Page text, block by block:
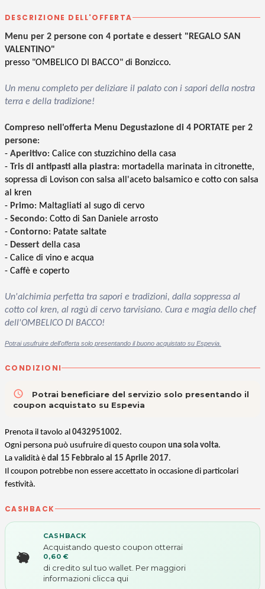
DESCRIZIONE DELL'OFFERTA
Menu per 2 persone con 4 portate e dessert "REGALO SAN
VALENTINO"
presso "OMBELICO DI BACCO" di Bonzicco.
Un menu completo per deliziare il palato con i sapori della nostra
terra e della tradizione!
Compreso nell'offerta Menu Degustazione di 4 PORTATE per 2
persone:
- Aperitivo: Calice con stuzzichino della casa
- Tris di antipasti alla piastra: mortadella marinata in citronette,
sopressa di Lovison con salsa all'aceto balsamico e cotto con salsa
al kren
- Primo: Maltagliati al sugo di cervo
- Secondo: Cotto di San Daniele arrosto
- Contorno: Patate saltate
- Dessert della casa
- Calice di vino e acqua
- Caffè e coperto
Un'alchimia perfetta tra sapori e tradizioni, dalla soppressa al
cotto col kren, al ragù di cervo tarvisiano. Cura e magia dello chef
dell'OMBELICO DI BACCO!
Potrai usufruire dell'offerta solo presentando il buono acquistato su Espevia.
CONDIZIONI
access_time
Potrai beneficiare del servizio solo presentando il
coupon acquistato su Espevia
Prenota il tavolo al 0432951002.
Ogni persona può usufruire di questo coupon una sola volta.
La validità è dal 15 Febbraio al 15 Aprile 2017.
Il coupon potrebbe non essere accettato in occasione di particolari
festività.
CASHBACK
CASHBACK
Acquistando questo coupon otterrai
0,60 €
di credito sul tuo wallet. Per maggiori
informazioni clicca qui